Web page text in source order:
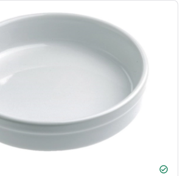
check_circle